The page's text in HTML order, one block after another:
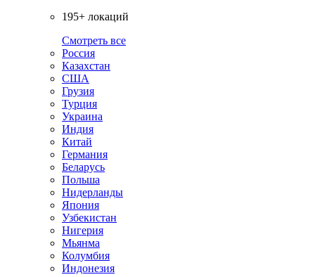
195+ локаций
Смотреть все
Россия
Казахстан
США
Грузия
Турция
Украина
Индия
Китай
Германия
Беларусь
Польша
Нидерланды
Япония
Узбекистан
Нигерия
Мьянма
Колумбия
Индонезия